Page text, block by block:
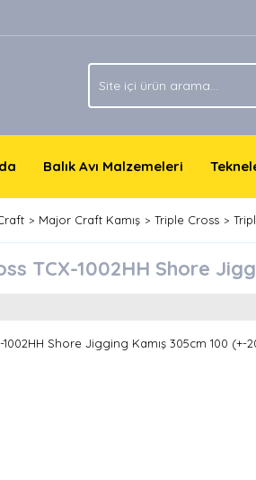
Balık Avı Malzemeleri
Major Craft Kamış Triple Cross
TCX-1002HH Shore